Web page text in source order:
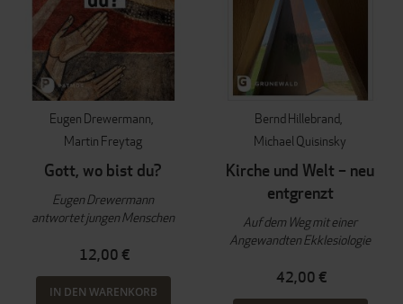
Eugen Drewermann
Martin Freytag
Gott, wo bist du?
Eugen Drewermann
antwortet jungen Menschen
12,00 €
IN DEN WARENKORB
Bernd Hillebrand
Michael Quisinsky
Kirche und Welt – neu
entgrenzt
Auf dem Weg mit einer
Angewandten Ekklesiologie
42,00 €